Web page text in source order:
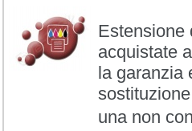
Estensione
acquistate
la garanzia
una non